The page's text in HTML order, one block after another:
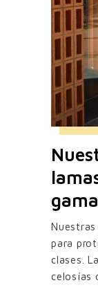
para
clases.
celosías